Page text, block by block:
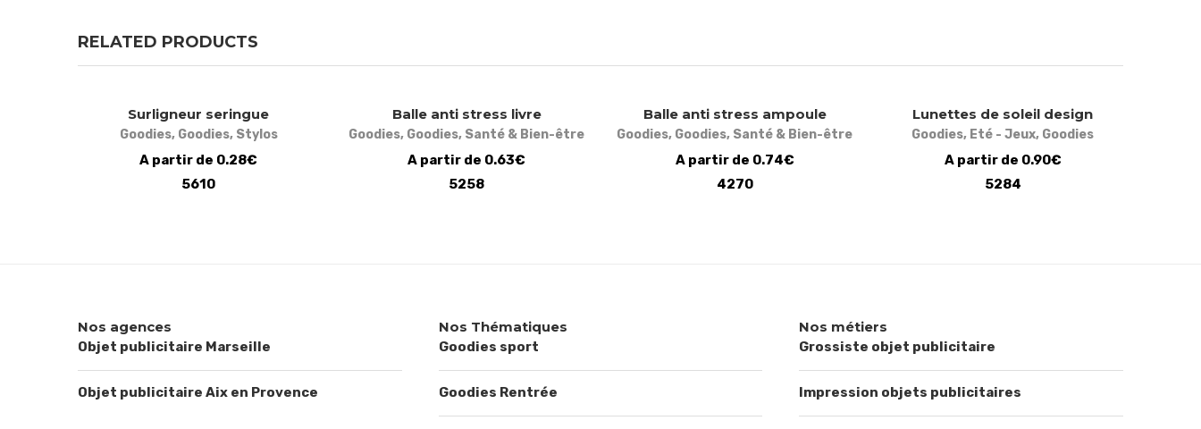
RELATED PRODUCTS
Surligneur seringue
Goodies, Goodies, Stylos
A partir de 0.28€
5610
Balle anti stress livre
Goodies, Goodies, Santé & Bien-être
A partir de 0.63€
5258
Balle anti stress ampoule
Goodies, Goodies, Santé & Bien-être
A partir de 0.74€
4270
Lunettes de soleil design
Goodies, Eté - Jeux, Goodies
A partir de 0.90€
5284
Nos agences
Objet publicitaire Marseille
Objet publicitaire Aix en Provence
Nos Thématiques
Goodies sport
Goodies Rentrée
Nos métiers
Grossiste objet publicitaire
Impression objets publicitaires